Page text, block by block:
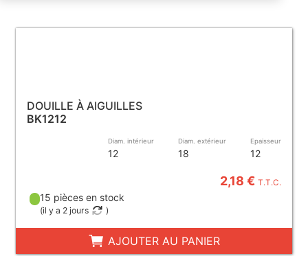
DOUILLE À AIGUILLES
BK1212
Diam. intérieur
12
Diam. extérieur
18
Epaisseur
12
2,18 €T.T.C.
15 pièces en stock
(il y a 2 jours )
AJOUTER AU PANIER